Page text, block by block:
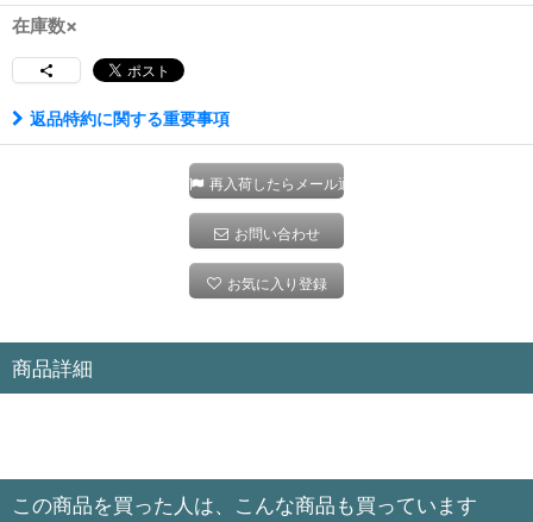
在庫数×
返品特約に関する重要事項
再入荷したらメール通知
お問い合わせ
お気に入り登録
商品詳細
この商品を買った人は、こんな商品も買っています